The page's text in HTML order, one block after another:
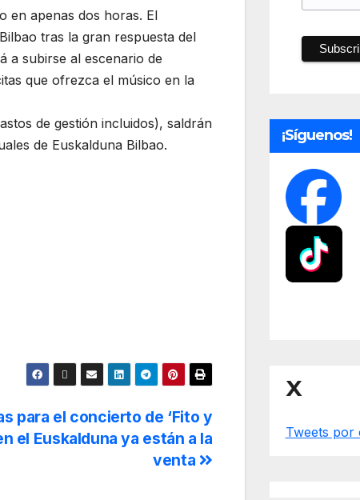
en apenas dos horas. El
tras la gran respuesta del
a subirse al escenario de
que ofrezca el músico en la
de gestión incluidos), saldrán
de Euskalduna Bilbao.
para el concierto de ‘Fito y
el Euskalduna ya están a la
venta
¡Síguenos!
X
Tweets por